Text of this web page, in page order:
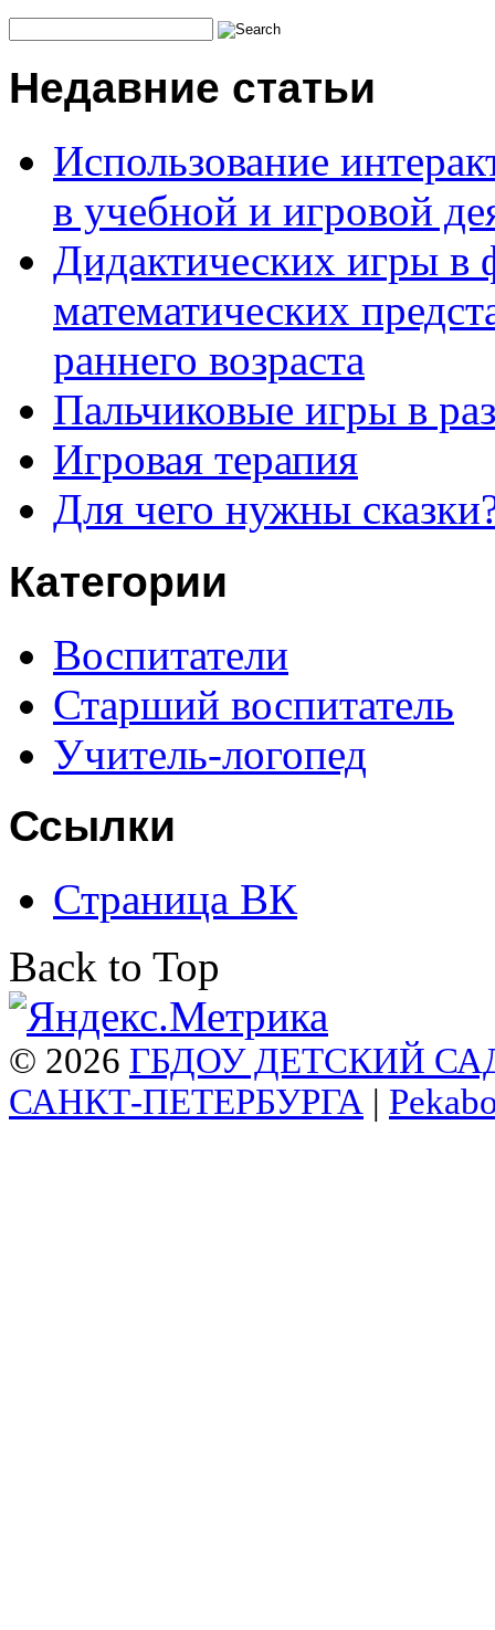
Недавние статьи
Использование
в учебной и игровой
Дидактических игры в
математических
раннего возраста
Пальчиковые игры в
Игровая терапия
Для чего нужны
Категории
Воспитатели
Старший воспитатель
Учитель-логопед
Ссылки
Страница ВК
Back to Top
© 2026 ГБДОУ ДЕТСКИЙ
САНКТ-ПЕТЕРБУРГА |